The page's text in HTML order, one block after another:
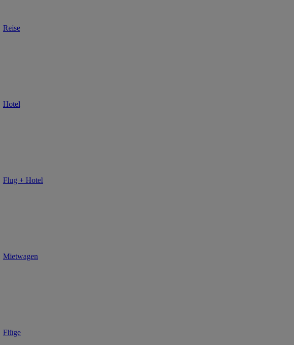
Reise
Hotel
Flug + Hotel
Mietwagen
Flüge